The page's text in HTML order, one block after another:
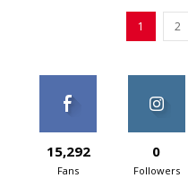
1 2
15,292
Fans
0
Followers